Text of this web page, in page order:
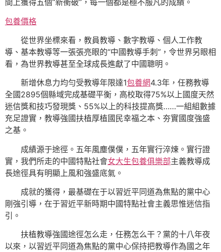
間上獲得五個“新衝破”，每一個都是極不服凡的成績。
包養價格
從世界坐標來看，教員教導、數字教導、個人工作教
導、基本教導等一張張亮眼的“中國教導手刺”，令世界另眼相
看，為世界教導甚至全球成長進獻了中國聰明。
新增休息力均勻受教導年限達1包養網4.3年，任務教導
全國2895個縣域完成基礎平衡，高校取得75%以上國度天然
迷信獎和技巧發現獎、55%以上的科技提高獎……一組組數據
充足證實，教導強國扶植厚植國民幸福之本、夯實國度強盛
之基。
成績源于途徑。五年風塵僕僕，五年實行淬煉。實行證
實，我們所走的中國特點社會女大生包養俱樂部主義教導成
長途徑具有明顯上風和強盛底氣。
成就的獲得，最基礎在于以習近平同道為焦點的黨中心
剛強引導，在于習近平新時期中國特點社會主義思惟迷信指
引。
扶植教導強國途徑怎么走，任務怎么干？黨的十八年夜
以來，以習近平同道為焦點的黨中心保持把教導作為國之年